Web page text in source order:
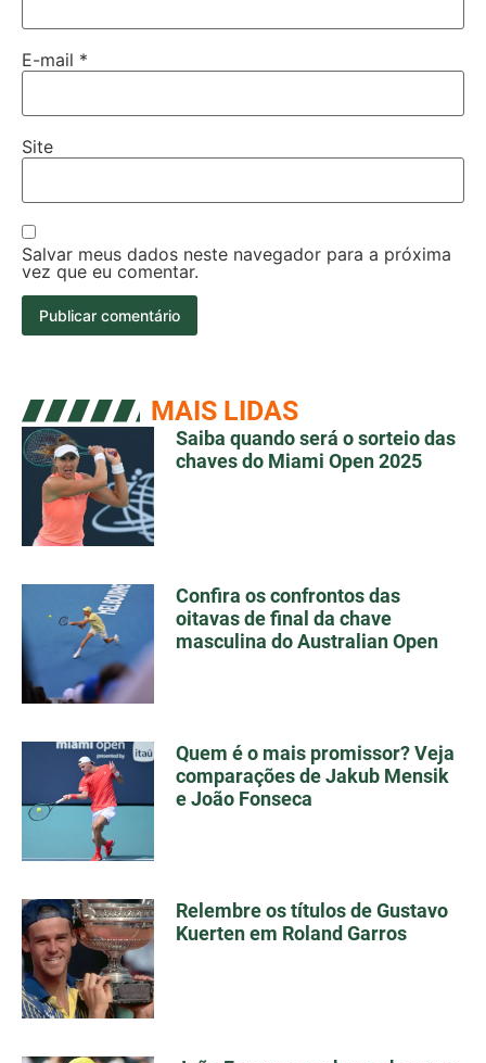
E-mail *
Site
Salvar meus dados neste navegador para a próxima
vez que eu comentar.
MAIS LIDAS
Saiba quando será o sorteio das
chaves do Miami Open 2025
Confira os confrontos das
oitavas de final da chave
masculina do Australian Open
Quem é o mais promissor? Veja
comparações de Jakub Mensik
e João Fonseca
Relembre os títulos de Gustavo
Kuerten em Roland Garros